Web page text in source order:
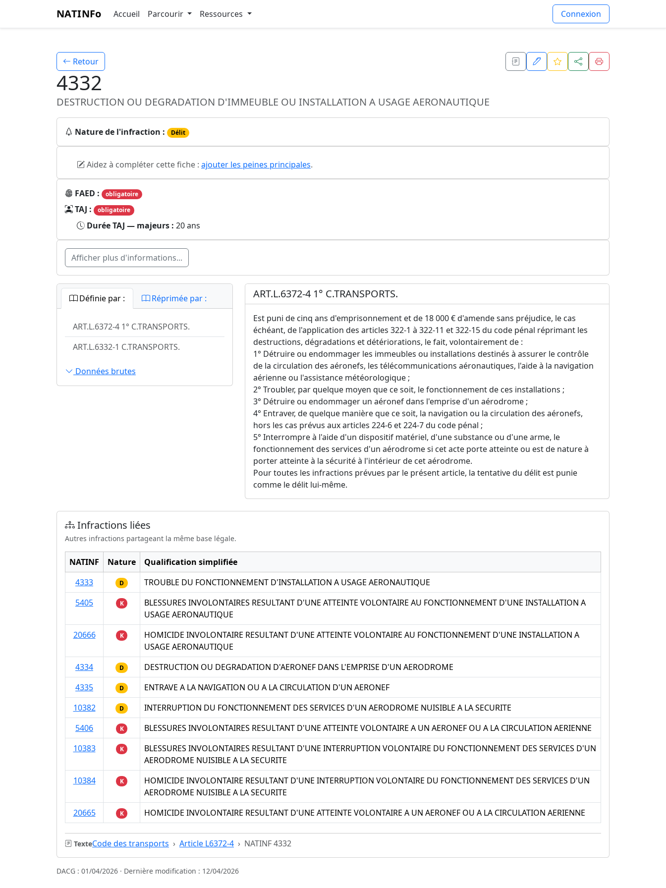
NATINFo Accueil Parcourir Ressources Connexion
Retour
4332
DESTRUCTION OU DEGRADATION D'IMMEUBLE OU INSTALLATION A USAGE AERONAUTIQUE
Nature de l'infraction : Délit
Aidez à compléter cette fiche : ajouter les peines principales.
FAED : obligatoire
TAJ : obligatoire
Durée TAJ — majeurs : 20 ans
Afficher plus d'informations...
Définie par : Réprimée par :
ART.L.6372-4 1° C.TRANSPORTS.
ART.L.6332-1 C.TRANSPORTS.
Données brutes
ART.L.6372-4 1° C.TRANSPORTS.
Est puni de cinq ans d'emprisonnement et de 18 000 € d'amende sans préjudice, le cas
échéant, de l'application des articles 322-1 à 322-11 et 322-15 du code pénal réprimant les
destructions, dégradations et détériorations, le fait, volontairement de :
1° Détruire ou endommager les immeubles ou installations destinés à assurer le contrôle
de la circulation des aéronefs, les télécommunications aéronautiques, l'aide à la navigation
aérienne ou l'assistance météorologique ;
2° Troubler, par quelque moyen que ce soit, le fonctionnement de ces installations ;
3° Détruire ou endommager un aéronef dans l'emprise d'un aérodrome ;
4° Entraver, de quelque manière que ce soit, la navigation ou la circulation des aéronefs,
hors les cas prévus aux articles 224-6 et 224-7 du code pénal ;
5° Interrompre à l'aide d'un dispositif matériel, d'une substance ou d'une arme, le
fonctionnement des services d'un aérodrome si cet acte porte atteinte ou est de nature à
porter atteinte à la sécurité à l'intérieur de cet aérodrome.
Pour toutes les infractions prévues par le présent article, la tentative du délit est punie
comme le délit lui-même.
Infractions liées
Autres infractions partageant la même base légale.
NATINF Nature
Qualification simplifiée
4333
D
TROUBLE DU FONCTIONNEMENT D'INSTALLATION A USAGE AERONAUTIQUE
5405
K
BLESSURES INVOLONTAIRES RESULTANT D'UNE ATTEINTE VOLONTAIRE AU FONCTIONNEMENT D'UNE INSTALLATION A
USAGE AERONAUTIQUE
20666
K
HOMICIDE INVOLONTAIRE RESULTANT D'UNE ATTEINTE VOLONTAIRE AU FONCTIONNEMENT D'UNE INSTALLATION A
USAGE AERONAUTIQUE
4334
D
DESTRUCTION OU DEGRADATION D'AERONEF DANS L'EMPRISE D'UN AERODROME
4335
D
ENTRAVE A LA NAVIGATION OU A LA CIRCULATION D'UN AERONEF
10382
D
INTERRUPTION DU FONCTIONNEMENT DES SERVICES D'UN AERODROME NUISIBLE A LA SECURITE
5406
K
BLESSURES INVOLONTAIRES RESULTANT D'UNE ATTEINTE VOLONTAIRE A UN AERONEF OU A LA CIRCULATION AERIENNE
10383
K
BLESSURES INVOLONTAIRES RESULTANT D'UNE INTERRUPTION VOLONTAIRE DU FONCTIONNEMENT DES SERVICES D'UN
AERODROME NUISIBLE A LA SECURITE
10384
K
HOMICIDE INVOLONTAIRE RESULTANT D'UNE INTERRUPTION VOLONTAIRE DU FONCTIONNEMENT DES SERVICES D'UN
AERODROME NUISIBLE A LA SECURITE
20665
K HOMICIDE INVOLONTAIRE RESULTANT D'UNE ATTEINTE VOLONTAIRE A UN AERONEF OU A LA CIRCULATION AERIENNE
TexteCode des transports Article L6372-4 NATINF 4332
DACG : 01/04/2026 · Dernière modification : 12/04/2026